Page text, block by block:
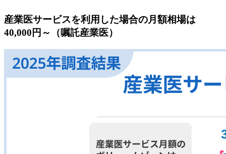
産業医サービスを利用した場合の月額相場は
40,000円～（嘱託産業医）